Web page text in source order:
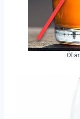
Öl